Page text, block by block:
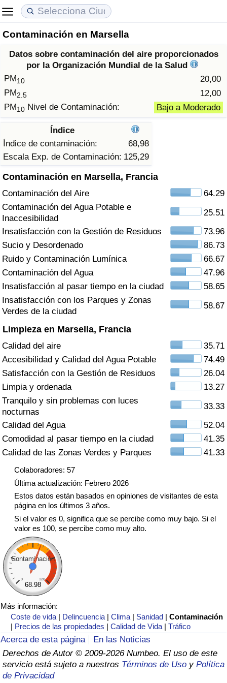
Contaminación en Marsella
Datos sobre contaminación del aire proporcionados
por la Organización Mundial de la Salud
PM10
20,00
PM2.5
12,00
PM10 Nivel de Contaminación: Bajo a Moderado
Índice
Índice de contaminación:
68,98
Escala Exp. de Contaminación: 125,29
Contaminación en Marsella, Francia
Contaminación del Aire
64.29
Contaminación del Agua Potable e
Inaccesibilidad
25.51
Insatisfacción con la Gestión de Residuos
73.96
Sucio y Desordenado
86.73
Ruido y Contaminación Lumínica
66.67
Contaminación del Agua
47.96
Insatisfacción al pasar tiempo en la ciudad
58.65
Insatisfacción con los Parques y Zonas
Verdes de la ciudad
58.67
Limpieza en Marsella, Francia
Calidad del aire
35.71
Accesibilidad y Calidad del Agua Potable
74.49
Satisfacción con la Gestión de Residuos
26.04
Limpia y ordenada
13.27
Tranquilo y sin problemas con luces
nocturnas
33.33
Calidad del Agua
52.04
Comodidad al pasar tiempo en la ciudad
41.35
Calidad de las Zonas Verdes y Parques
41.33
Colaboradores: 57
Última actualización: Febrero 2026
Estos datos están basados en opiniones de visitantes de esta
página en los últimos 3 años.
Si el valor es 0, significa que se percibe como muy bajo. Si el
valor es 100, se percibe como muy alto.
Contaminación
0 120
68.98
Más información:
Coste de vida | Delincuencia |Clima | Sanidad |Contaminación
| Precios de las propiedades |Calidad de Vida |Tráfico
Acerca de esta página
En las Noticias
Derechos de Autor © 2009-2026 Numbeo. El uso de este
servicio está sujeto a nuestros Términos de Uso y Política
de Privacidad
Coste de vida
Índice de Costo de Vida (Actual)
Índice de Costo de Vida
en aqaba
Precios de las propiedades
Índice de Precios de Inmuebles (Actual)
Índice de Precios de Inmuebles
Índice de Precios de Inmuebles por País
Calidad de Vida
Índice de Calidad de Vida
Índice de Calidad de Vida (Actual)
Delincuencia
Calificación del Índice de Criminalidad
(Actual)
Índice de Criminalidad
Índice de criminalidad por país
Sanidad
Índice de Sanidad (Actual)
Índice de Sanidad
Índice de Sanidad por País
Contaminación
Índice de Contaminación (Actual)
Índice de contaminación
Índice de Contaminación por País
Tráfico
Índice de Tráfico
Índice de Tráfico (Actual)
Índice de Tráfico por País